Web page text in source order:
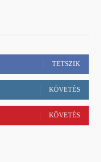
TETSZIK
KÖVETÉS
KÖVETÉS